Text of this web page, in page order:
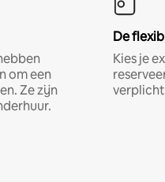
om een
Ze zijn
De
Kies je